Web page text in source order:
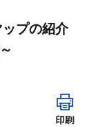
プの紹介
印刷